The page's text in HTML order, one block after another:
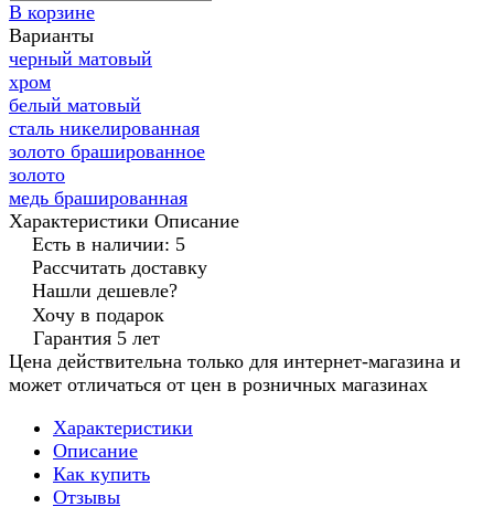
В корзине
Варианты
черный матовый
хром
белый матовый
сталь никелированная
золото брашированное
золото
медь брашированная
Характеристики Описание
Есть в наличии: 5
Рассчитать доставку
Нашли дешевле?
Хочу в подарок
Гарантия 5 лет
Цена действительна только для интернет-магазина и
может отличаться от цен в розничных магазинах
Характеристики
Описание
Как купить
Отзывы